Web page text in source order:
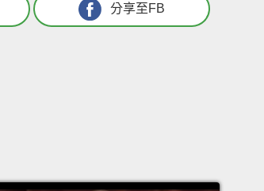
分享至FB